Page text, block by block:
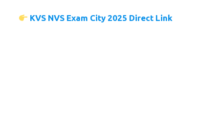
KVS NVS Exam City 2025 Direct Link